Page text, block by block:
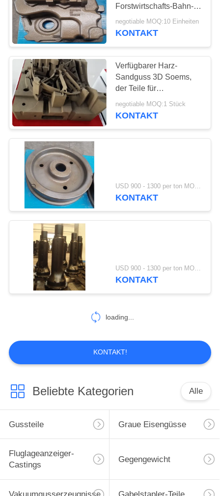
Forstwirtschafts-Bahn-
Erntemaschinen
negotiable MOQ:10 Einheiten
KONTAKT
Verfügbarer Harz-
Sandguss 3D Soems,
der Teile für
Baumaschinen druckt
negotiable MOQ:1 Stück
KONTAKT
USD 900 - 1300 per ton MOQ:10 Einheiten
KONTAKT
USD 900 - 1300 per ton MOQ:10 Einheiten
KONTAKT
loading...
KONTAKT!
Beliebte Kategorien Alle
Gussteile Graue Eisengüsse
Fluglageanzeiger-
Castings
Gegengewicht